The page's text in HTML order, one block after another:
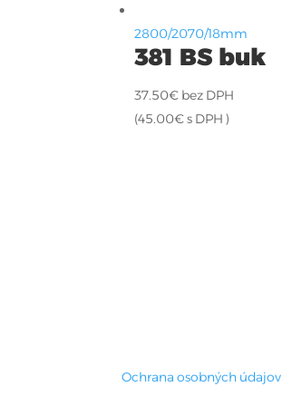
2800/2070/18mm
381 BS buk
37.50€ bez DPH
(45.00€s DPH )
Ochrana osobných údajov